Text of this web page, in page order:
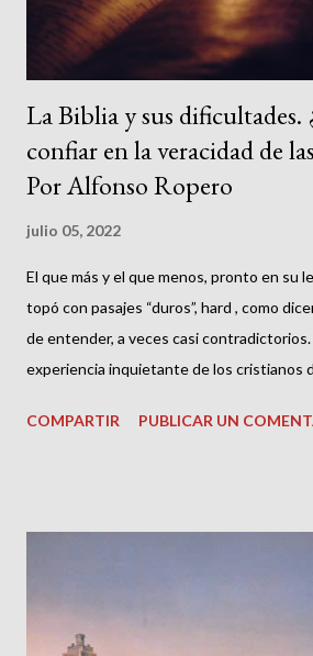
iLa Biblia y sus dificultades.
confiar en la veracidad de
Por Alfonso Ropero
julio 05, 2022
El que más y el que menos, pronto en su
topó con pasajes “duros”, hard , como
de entender, a veces casi contradictorios.
experiencia inquietante de los cristianos
ocurrido, el tal es un bendito de Dios.
las contradicciones de la Biblia, a las que
responder: Jamás me atreveré a pensar,
COMPARTIR PUBLICAR UN